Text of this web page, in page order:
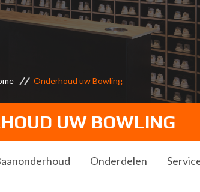
Onderhoud uw Bowling
UW BOWLING
Onderdelen